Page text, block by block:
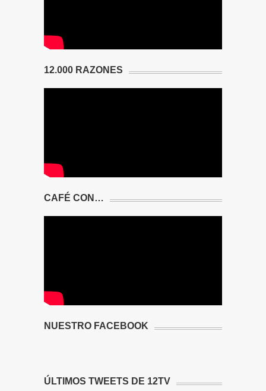
12.000 RAZONES
CAFÉ CON…
NUESTRO FACEBOOK
ÚLTIMOS TWEETS DE 12TV